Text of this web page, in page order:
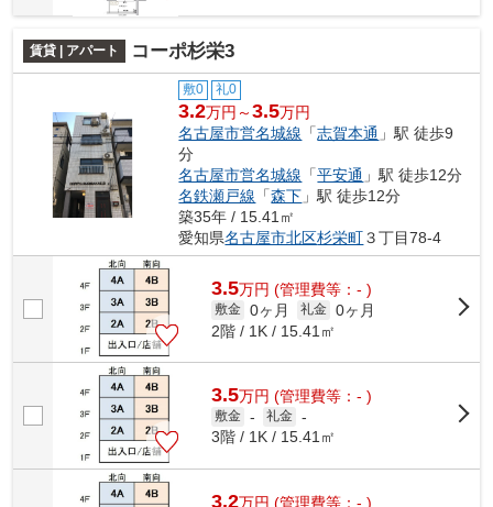
賃貸 | アパート コーポ杉栄3
敷0 礼0
3.2万円～3.5万円
名古屋市営名城線 「志賀本通 」駅 徒歩9
分
名古屋市営名城線 「平安通 」駅 徒歩12分
名鉄瀬戸線 「森下 」駅 徒歩12分
築35年 / 15.41㎡
愛知県名古屋市北区杉栄町３丁目78-4
3.5万円 (管理費等：- )
敷金 0ヶ月 礼金 0ヶ月
2階 / 1K / 15.41㎡
3.5万円 (管理費等：- )
敷金 - 礼金 -
3階 / 1K / 15.41㎡
3.2万円 (管理費等：- )